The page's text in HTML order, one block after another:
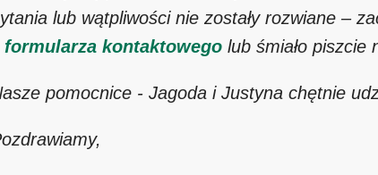
lub wątpliwości nie zostały rozwiane –
formularza kontaktowego lub śmiało piszcie
pomocnice - Jagoda i Justyna chętnie